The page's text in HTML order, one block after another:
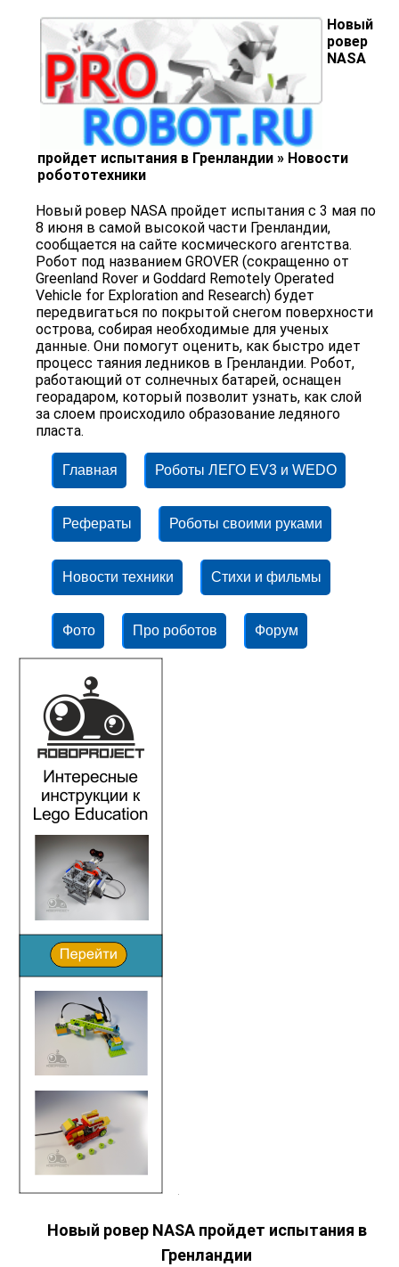
Новый
ровер
NASA
пройдет испытания в Гренландии » Новости
робототехники
Новый ровер NASA пройдет испытания с 3 мая по
8 июня в самой высокой части Гренландии,
сообщается на сайте космического агентства.
Робот под названием GROVER (сокращенно от
Greenland Rover и Goddard Remotely Operated
Vehicle for Exploration and Research) будет
передвигаться по покрытой снегом поверхности
острова, собирая необходимые для ученых
данные. Они помогут оценить, как быстро идет
процесс таяния ледников в Гренландии. Робот,
работающий от солнечных батарей, оснащен
георадаром, который позволит узнать, как слой
за слоем происходило образование ледяного
пласта.
Главная Роботы ЛЕГО EV3 и WEDO
Рефераты Роботы своими руками
Новости техники Стихи и фильмы
Фото Про роботов Форум
Новый ровер NASA пройдет испытания в
Гренландии